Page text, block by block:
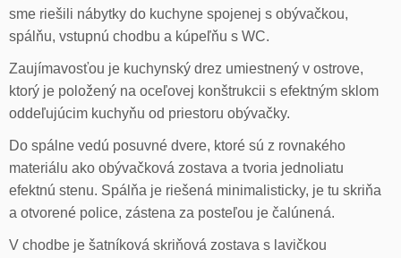
sme riešili nábytky do kuchyne spojenej s obývačkou,
spálňu, vstupnú chodbu a kúpeľňu s WC.
Zaujímavosťou je kuchynský drez umiestnený v ostrove,
ktorý je položený na oceľovej konštrukcii s efektným sklom
oddeľujúcim kuchyňu od priestoru obývačky.
Do spálne vedú posuvné dvere, ktoré sú z rovnakého
materiálu ako obývačková zostava a tvoria jednoliatu
efektnú stenu. Spálňa je riešená minimalisticky, je tu skriňa
a otvorené police, zástena za posteľou je čalúnená.
V chodbe je šatníková skriňová zostava s lavičkou